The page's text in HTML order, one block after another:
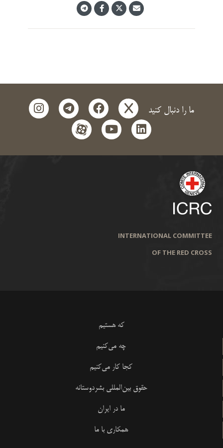
ما را دنبال کنید x
facebook
telegram
instagram
linkedin
youtube
aparat
INTERNATIONAL COMMITTEE
OF THE RED CROSS
که هستیم
چه می‌کنیم
کجا کار می‌کنیم
حقوق بین‌المللی بشردوستانه
ما در ایران
همکاری با ما